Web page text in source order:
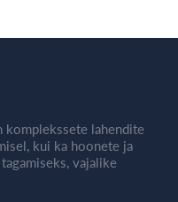
komplekssete lahendite
kui ka hoonete ja
vajalike